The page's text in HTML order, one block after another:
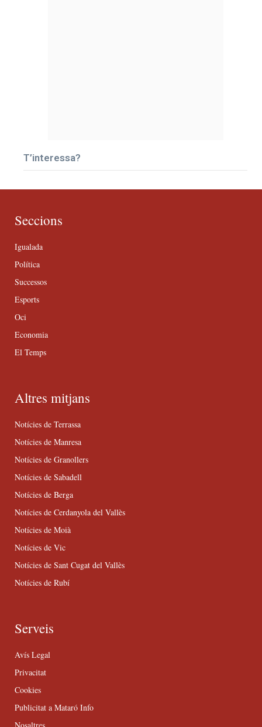
T’interessa?
Seccions
Igualada
Política
Successos
Esports
Oci
Economia
El Temps
Altres mitjans
Notícies de Terrassa
Notícies de Manresa
Notícies de Granollers
Notícies de Sabadell
Notícies de Berga
Notícies de Cerdanyola del Vallès
Notícies de Moià
Notícies de Vic
Notícies de Sant Cugat del Vallès
Notícies de Rubí
Serveis
Avís Legal
Privacitat
Cookies
Publicitat a Mataró Info